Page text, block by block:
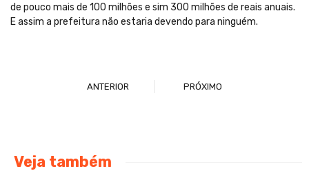
de pouco mais de 100 milhões e sim 300 milhões de reais anuais.
E assim a prefeitura não estaria devendo para ninguém.
ANTERIOR PRÓXIMO
Veja também